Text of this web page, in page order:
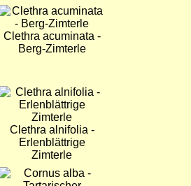
Bild
Clethra acuminata -
Berg-Zimterle
Bild
Clethra alnifolia -
Erlenblättrige
Zimterle
Bild